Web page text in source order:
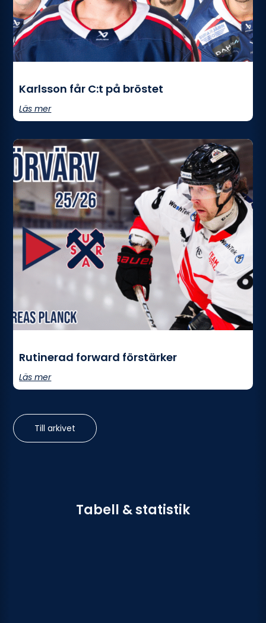
Karlsson får C:t på bröstet
Läs mer
Rutinerad forward förstärker
Läs mer
Till arkivet
Tabell & statistik